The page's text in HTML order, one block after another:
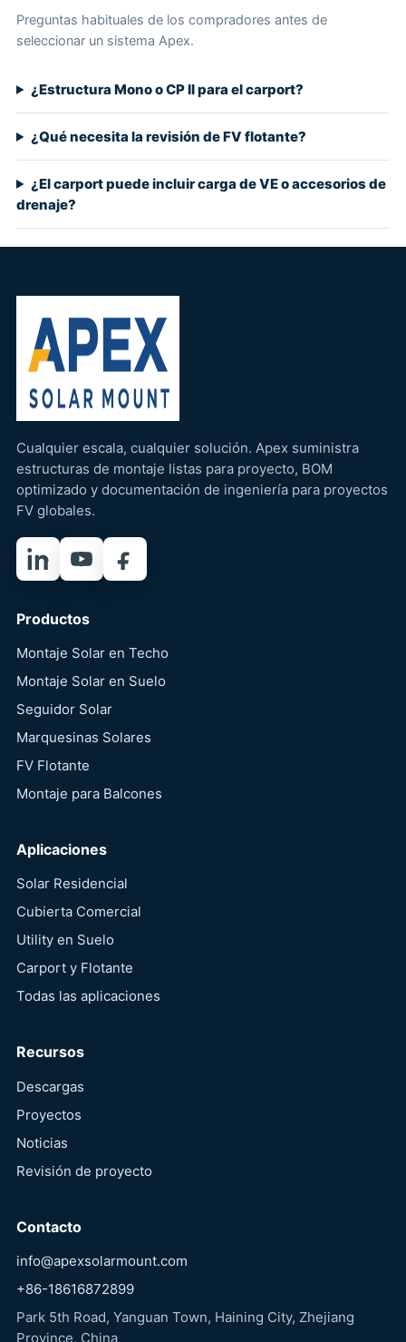
Preguntas habituales de los compradores antes de
seleccionar un sistema Apex.
¿Estructura Mono o CP II para el carport?
¿Qué necesita la revisión de FV flotante?
¿El carport puede incluir carga de VE o accesorios de
drenaje?
Cualquier escala, cualquier solución. Apex suministra
estructuras de montaje listas para proyecto, BOM
optimizado y documentación de ingeniería para proyectos
FV globales.
LinkedInYouTubeFacebook
Productos
Montaje Solar en Techo
Montaje Solar en Suelo
Seguidor Solar
Marquesinas Solares
FV Flotante
Montaje para Balcones
Aplicaciones
Solar Residencial
Cubierta Comercial
Utility en Suelo
Carport y Flotante
Todas las aplicaciones
Recursos
Descargas
Proyectos
Noticias
Revisión de proyecto
Contacto
info@apexsolarmount.com
+86-18616872899
Park 5th Road, Yanguan Town, Haining City, Zhejiang
Province, China